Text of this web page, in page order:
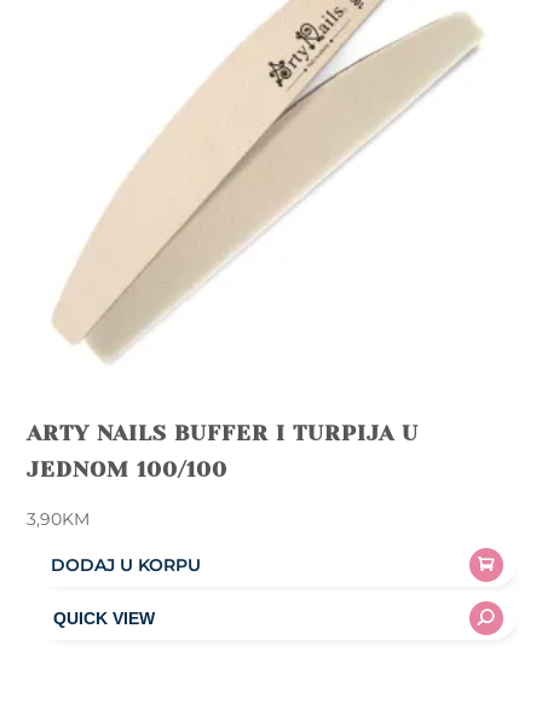
ARTY NAILS BUFFER I TURPIJA U
JEDNOM 100/100
3,90KM
DODAJ U KORPU